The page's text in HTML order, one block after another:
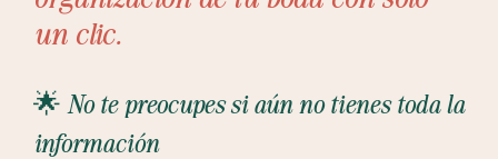
un clic.
🌟 No te preocupes si aún no tienes toda la
información